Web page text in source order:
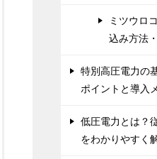
ミツウロ
込み方法
特別高圧電力の
ポイントと導入
低圧電力とは？
をわかりやすく